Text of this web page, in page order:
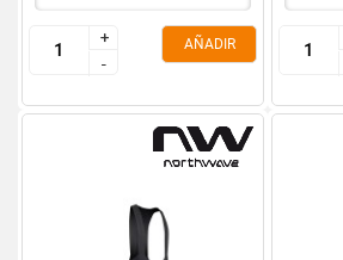
+
-
+
-
AÑADIR